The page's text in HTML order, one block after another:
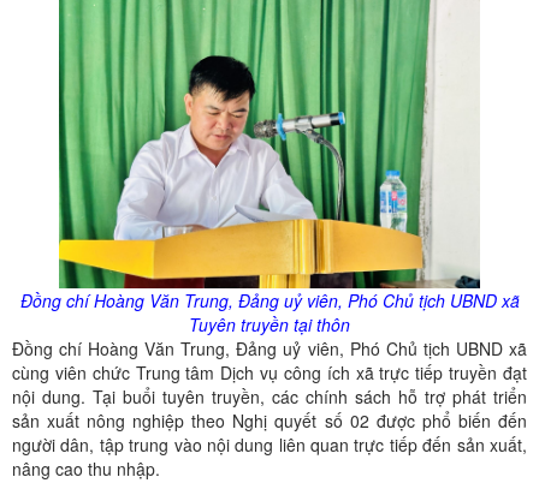
Đồng chí Hoàng Văn Trung, Đảng uỷ viên, Phó Chủ tịch UBND xã
Tuyên truyền tại thôn
Đồng chí Hoàng Văn Trung, Đảng uỷ viên, Phó Chủ tịch UBND xã
cùng viên chức Trung tâm Dịch vụ công ích xã trực tiếp truyền đạt
nội dung. Tại buổi tuyên truyền, các chính sách hỗ trợ phát triển
sản xuất nông nghiệp theo Nghị quyết số 02 được phổ biến đến
người dân, tập trung vào nội dung liên quan trực tiếp đến sản xuất,
nâng cao thu nhập.